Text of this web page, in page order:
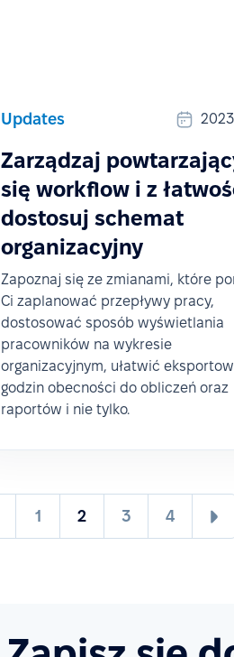
Updates
Zarządzaj
się workflow i z
dostosuj schemat
organizacyjny
Zapoznaj się ze zmianami, które
Ci zaplanować przepływy pracy,
dostosować sposób wyświetlania
pracowników na wykresie
organizacyjnym, ułatwić
godzin obecności do obliczeń oraz
raportów i nie tylko.
1 2 3 4